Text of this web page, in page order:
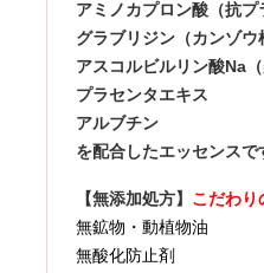
アミノカプロン酸（抗
グラブリジン（カンゾ
アスコルビルリン酸Na
プラセンタエキス
アルブチン
を配合したエッセンス
【無添加処方】 こだわり
無鉱物・動植物油
無酸化防止剤